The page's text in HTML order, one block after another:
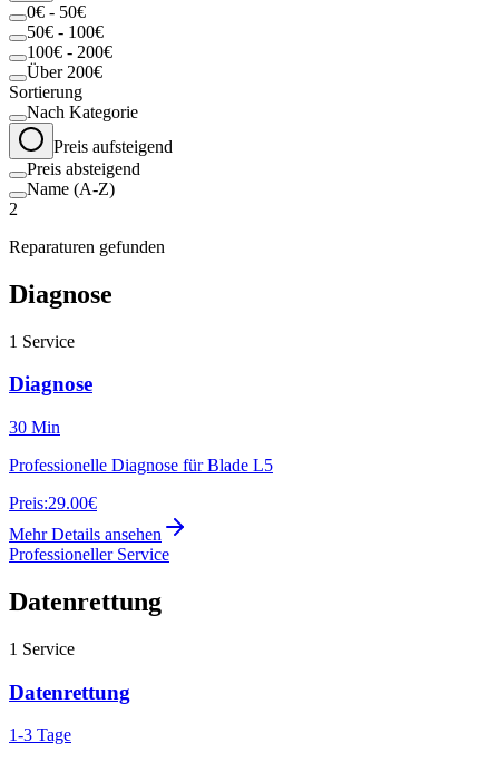
0€ - 50€
50€ - 100€
100€ - 200€
Über 200€
Sortierung
Nach Kategorie
Preis aufsteigend
Preis absteigend
Name (A-Z)
2
Reparaturen gefunden
Diagnose
1 Service
Diagnose
30 Min
Professionelle Diagnose für Blade L5
Preis:29.00€
Mehr Details ansehen
Professioneller Service
Datenrettung
1 Service
Datenrettung
1-3 Tage